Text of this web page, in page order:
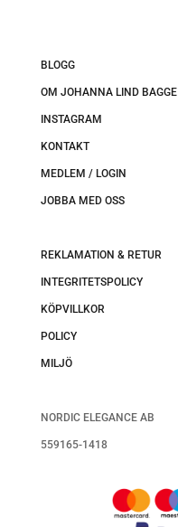
BLOGG
OM JOHANNA LIND BAGGE
INSTAGRAM
KONTAKT
MEDLEM / LOGIN
JOBBA MED OSS
REKLAMATION & RETUR
INTEGRITETSPOLICY
KÖPVILLKOR
POLICY
MILJÖ
NORDIC ELEGANCE AB
559165-1418